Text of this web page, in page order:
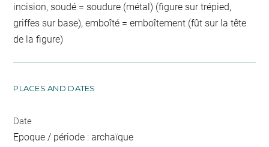
incision, soudé = soudure (métal) (figure sur trépied,
griffes sur base), emboîté = emboîtement (fût sur la tête
de la figure)
PLACES AND DATES
Date
Epoque / période : archaïque